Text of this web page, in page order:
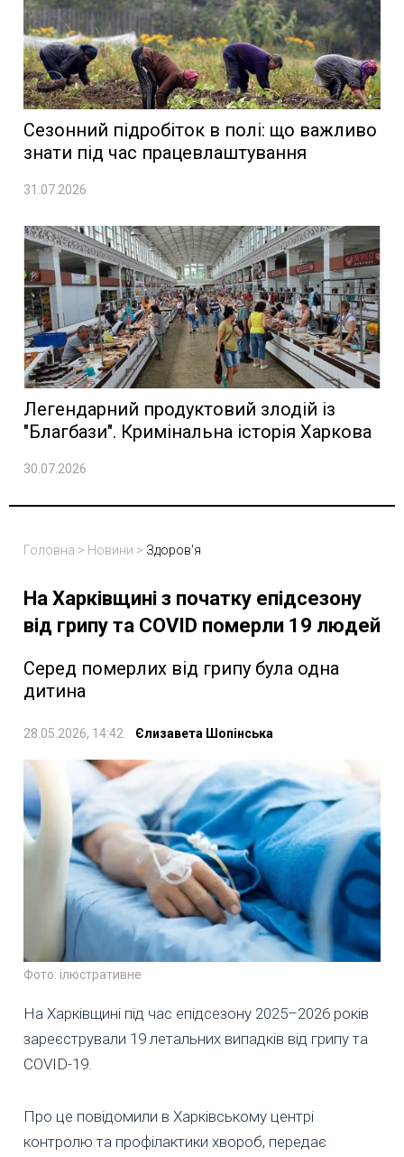
Сезонний підробіток в полі: що важливо
знати під час працевлаштування
31.07.2026
Легендарний продуктовий злодій із
"Благбази". Кримінальна історія Харкова
30.07.2026
Головна > Новини > Здоров'я
На Харківщині з початку епідсезону
від грипу та COVID померли 19 людей
Серед померлих від грипу була одна
дитина
28.05.2026, 14:42 Єлизавета Шопінська
Фото: ілюстративне
На Харківщині під час епідсезону 2025–2026 років
зареєстрували 19 летальних випадків від грипу та
COVID-19.
Про це повідомили в Харківському центрі
контролю та профілактики хвороб, передає